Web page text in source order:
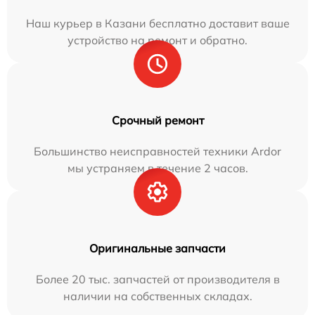
Наш курьер в Казани бесплатно доставит ваше
устройство на ремонт и обратно.
Срочный ремонт
Большинство неисправностей техники Ardor
мы устраняем в течение 2 часов.
Оригинальные запчасти
Более 20 тыс. запчастей от производителя в
наличии на собственных складах.